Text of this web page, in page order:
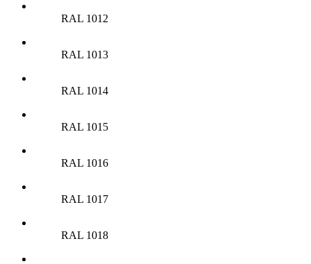
RAL 1012
RAL 1013
RAL 1014
RAL 1015
RAL 1016
RAL 1017
RAL 1018